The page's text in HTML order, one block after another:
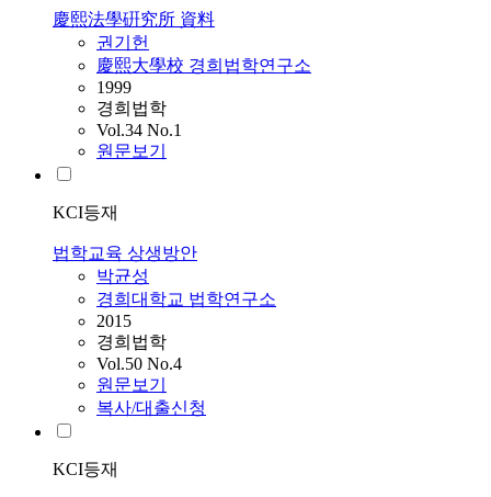
慶熙法學硏究所 資料
권기헌
慶熙大學校 경희법학연구소
1999
경희법학
Vol.34 No.1
원문보기
KCI등재
법학교육 상생방안
박균성
경희대학교 법학연구소
2015
경희법학
Vol.50 No.4
원문보기
복사/대출신청
KCI등재